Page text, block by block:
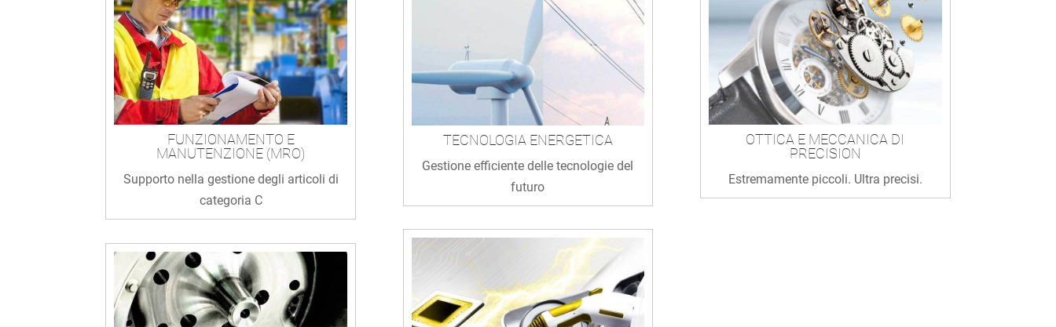
FUNZIONAMENTO E
MANUTENZIONE (MRO)
Supporto nella gestione degli articoli di
categoria C
TECNOLOGIA ENERGETICA
Gestione efficiente delle tecnologie del
futuro
OTTICA E MECCANICA DI
PRECISION
Estremamente piccoli. Ultra precisi.